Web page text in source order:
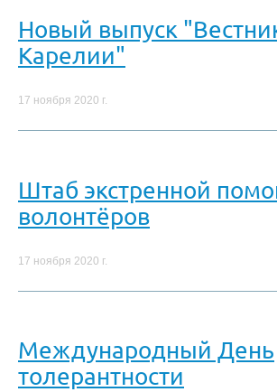
Новый выпуск
Карелии"
17 ноября 2020 г.
Штаб экстренной
волонтёров
17 ноября 2020 г.
Международный День
толерантности